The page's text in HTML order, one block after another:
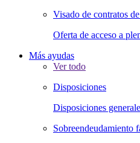
Visado de contratos
Oferta de acceso a
Más ayudas
Ver todo
Disposiciones
Disposiciones
Sobreendeudamiento